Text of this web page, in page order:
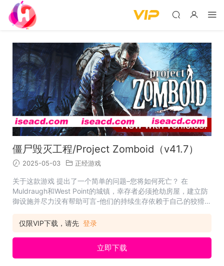
僵尸毁灭工程/Project Zomboid（v41.7）
2025-05-03 正经游戏
关于这款游戏 提出了一个简单的问题–您将如何死亡？ 在
Muldraugh和West Point的城镇，幸存者必须抢劫房屋，建立防
御设施并尽力没有帮助可言-他们的持续生存依赖于自己的狡猾，
仅限VIP下载，请先 登录
立即下载